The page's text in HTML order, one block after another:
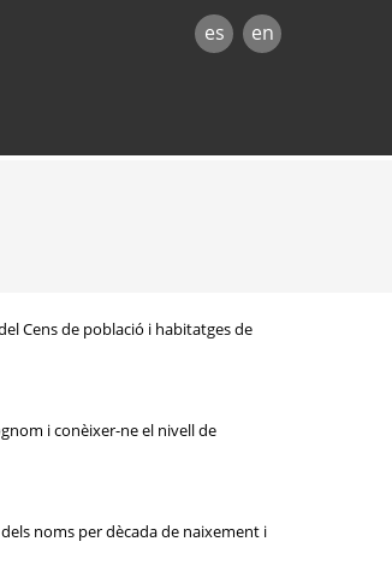
es en
Cens de població i habitatges de
i conèixer-ne el nivell de
noms per dècada de naixement i